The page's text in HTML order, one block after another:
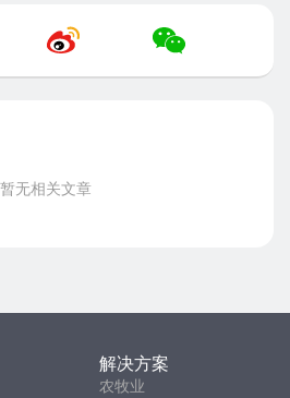
备组成？
可能导致静电放电（ESD），影响电
暂无相关文章
解决方案
农牧业